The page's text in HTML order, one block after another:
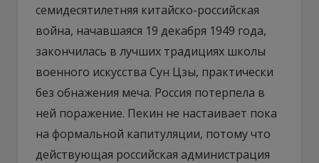
семидесятилетняя китайско-российская
война, начавшаяся 19 декабря 1949 года,
закончилась в лучших традициях школы
военного искусства Сун Цзы, практически
без обнажения меча. Россия потерпела в
ней поражение. Пекин не настаивает пока
на формальной капитуляции, потому что
действующая российская администрация